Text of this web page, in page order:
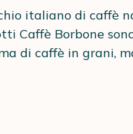
italiano di caffè
Caffè Borbone
di caffè in grani,